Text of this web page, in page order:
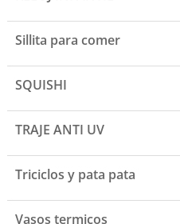
Sillita para comer
SQUISHI
TRAJE ANTI UV
Triciclos y pata pata
Vasos termicos